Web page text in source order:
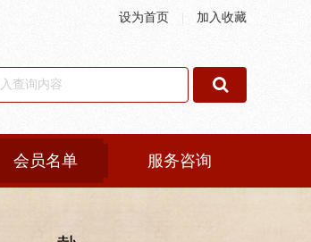
设为首页 加入收藏
会员名单 服务咨询